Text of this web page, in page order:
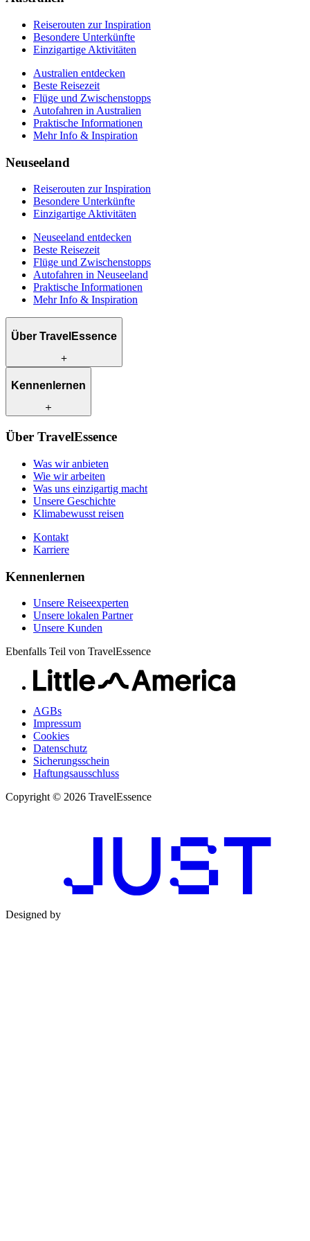
Reiserouten zur Inspiration
Besondere Unterkünfte
Einzigartige Aktivitäten
Australien entdecken
Beste Reisezeit
Flüge und Zwischenstopps
Autofahren in Australien
Praktische Informationen
Mehr Info & Inspiration
Neuseeland
Reiserouten zur Inspiration
Besondere Unterkünfte
Einzigartige Aktivitäten
Neuseeland entdecken
Beste Reisezeit
Flüge und Zwischenstopps
Autofahren in Neuseeland
Praktische Informationen
Mehr Info & Inspiration
Über TravelEssence
Was wir anbieten
Was uns einzigartig macht
Klimabewusst reisen
Kontakt
Karriere
Kennenlernen
Unsere Reiseexperten
Unsere Kunden
Über TravelEssence
Was wir anbieten
Wie wir arbeiten
Was uns einzigartig macht
Unsere Geschichte
Klimabewusst reisen
Kontakt
Karriere
Kennenlernen
Unsere Reiseexperten
Unsere lokalen Partner
Unsere Kunden
Ebenfalls Teil von TravelEssence
AGBs
Impressum
Cookies
Datenschutz
Sicherungsschein
Haftungsausschluss
Copyright © 2026 TravelEssence
Designed by